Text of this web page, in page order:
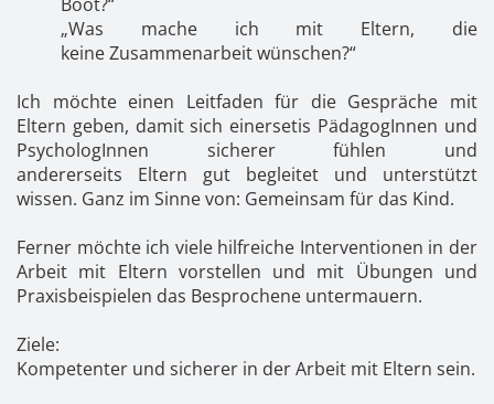
Infos
Home
Download
Kontakt News Anmelden
Registrieren
„Was mache ich mit Eltern, die
keine Zusammenarbeit wünschen?“
Ich möchte einen Leitfaden für die Gespräche mit
Eltern geben, damit sich einersetis PädagogInnen und
PsychologInnen sicherer fühlen und
andererseits Eltern gut begleitet und unterstützt
wissen. Ganz im Sinne von: Gemeinsam für das Kind.
Ferner möchte ich viele hilfreiche Interventionen in der
Arbeit mit Eltern vorstellen und mit Übungen und
Praxisbeispielen das Besprochene untermauern.
Ziele:
Kompetenter und sicherer in der Arbeit mit Eltern sein.